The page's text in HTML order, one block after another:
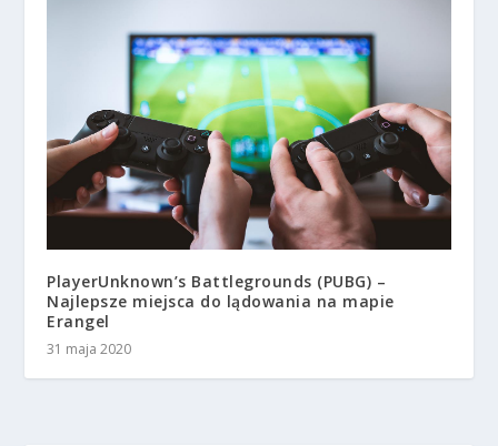
PlayerUnknown’s Battlegrounds (PUBG) –
Najlepsze miejsca do lądowania na mapie
Erangel
31 maja 2020